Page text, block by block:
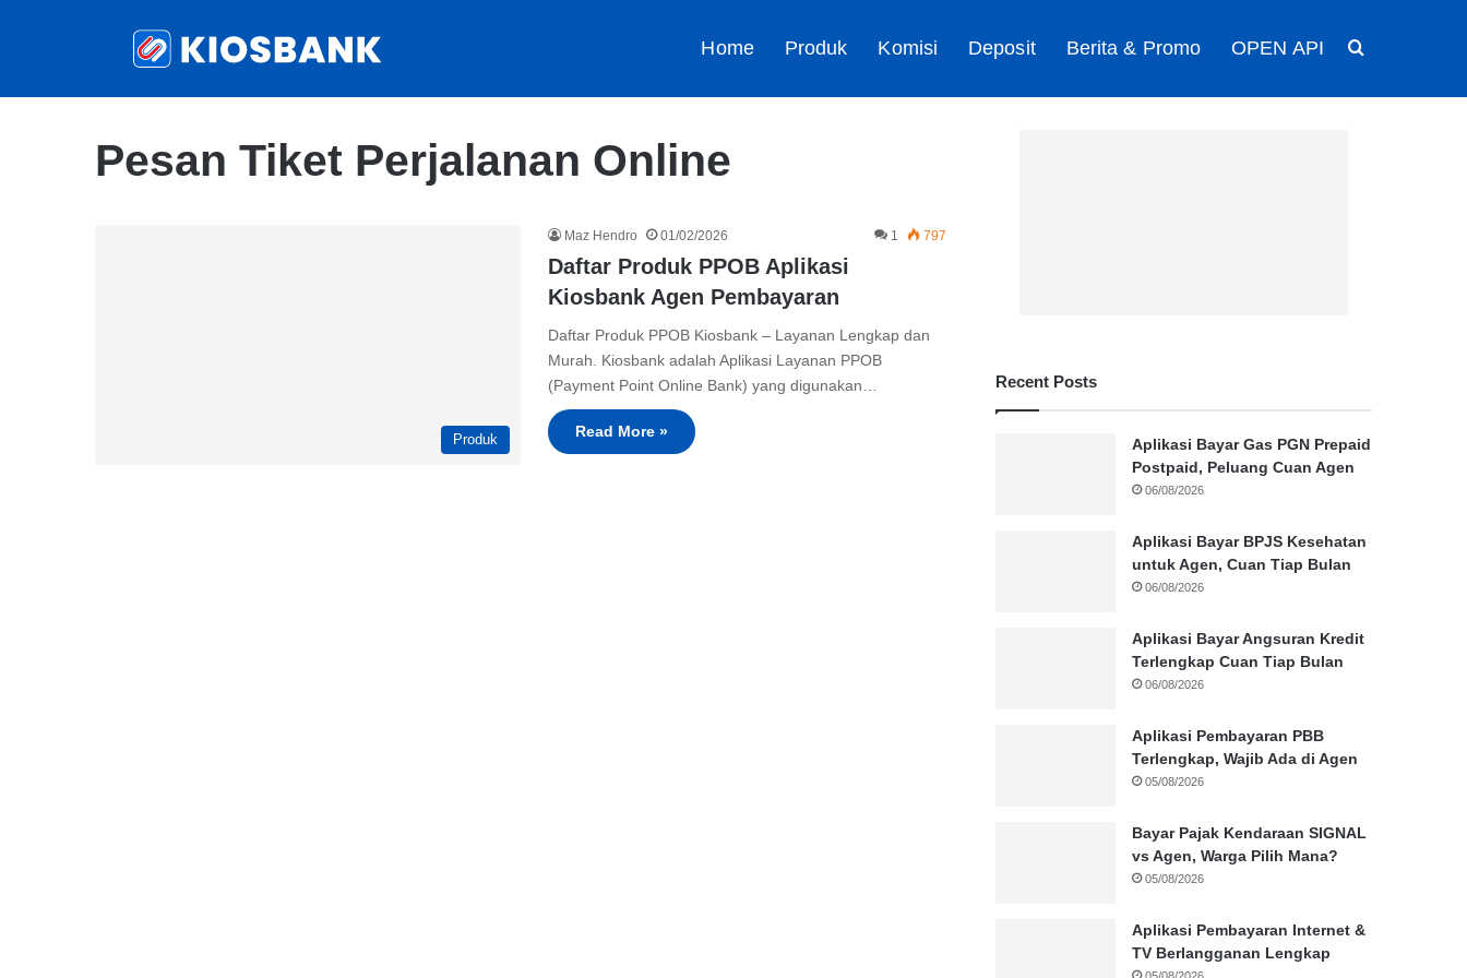
Home Produk Komisi Deposit Berita & Promo OPEN API
Pesan Tiket Perjalanan Online
Produk
Maz Hendro 01/02/2026 1 797
Daftar Produk PPOB Aplikasi
Kiosbank Agen Pembayaran
Daftar Produk PPOB Kiosbank – Layanan Lengkap dan
Murah. Kiosbank adalah Aplikasi Layanan PPOB
(Payment Point Online Bank) yang digunakan…
Read More »
Recent Posts
Aplikasi Bayar Gas PGN Prepaid
Postpaid, Peluang Cuan Agen
06/08/2026
Aplikasi Bayar BPJS Kesehatan
untuk Agen, Cuan Tiap Bulan
06/08/2026
Aplikasi Bayar Angsuran Kredit
Terlengkap Cuan Tiap Bulan
06/08/2026
Aplikasi Pembayaran PBB
Terlengkap, Wajib Ada di Agen
05/08/2026
Bayar Pajak Kendaraan SIGNAL
vs Agen, Warga Pilih Mana?
05/08/2026
Aplikasi Pembayaran Internet &
TV Berlangganan Lengkap